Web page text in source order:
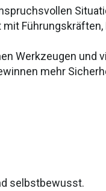
Werkzeugen und
mehr
selbstbewusst.